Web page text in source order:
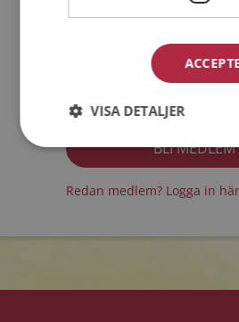
Medlemsvillkoren
Jag accepterar
Redan medlem? Logga in
VISA DETALJER